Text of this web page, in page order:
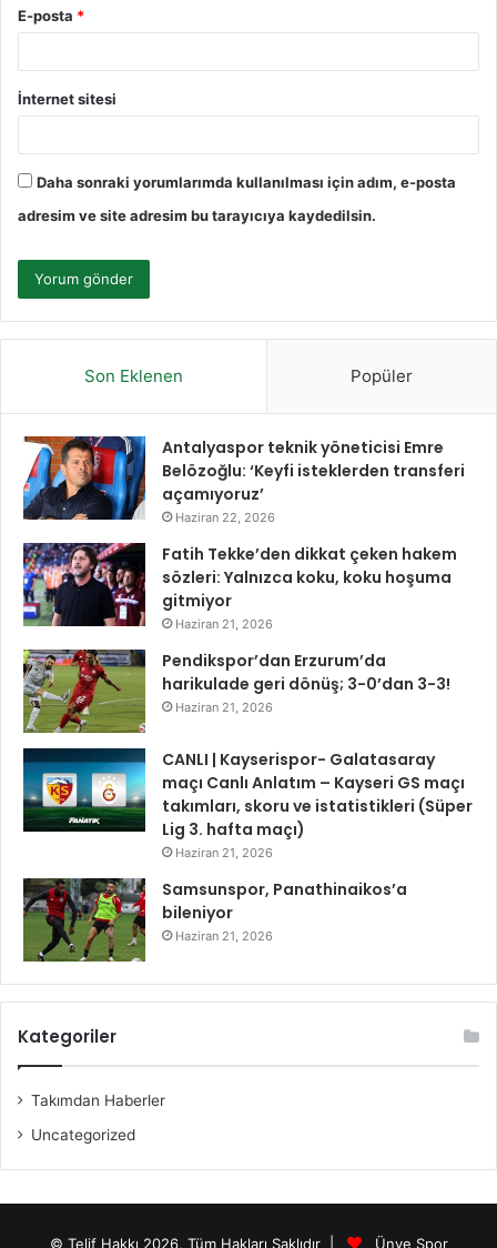
E-posta *
İnternet sitesi
Daha sonraki yorumlarımda kullanılması için adım, e-posta
adresim ve site adresim bu tarayıcıya kaydedilsin.
Son Eklenen Popüler
Antalyaspor teknik yöneticisi Emre
Belözoğlu: ‘Keyfi isteklerden transferi
açamıyoruz’
Haziran 22, 2026
Fatih Tekke’den dikkat çeken hakem
sözleri: Yalnızca koku, koku hoşuma
gitmiyor
Haziran 21, 2026
Pendikspor’dan Erzurum’da
harikulade geri dönüş; 3-0’dan 3-3!
Haziran 21, 2026
CANLI | Kayserispor- Galatasaray
maçı Canlı Anlatım – Kayseri GS maçı
takımları, skoru ve istatistikleri (Süper
Lig 3. hafta maçı)
Haziran 21, 2026
Samsunspor, Panathinaikos’a
bileniyor
Haziran 21, 2026
Kategoriler
Takımdan Haberler
Uncategorized
© Telif Hakkı 2026, Tüm Hakları Saklıdır | Ünye Spor